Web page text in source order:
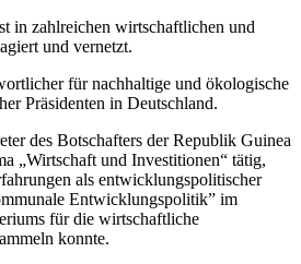
in zahlreichen wirtschaftlichen und
und vernetzt.
für nachhaltige und ökologische
Präsidenten in Deutschland.
des Botschafters der Republik Guinea
„Wirtschaft und Investitionen“ tätig,
als entwicklungspolitischer
Entwicklungspolitik” im
für die wirtschaftliche
konnte.